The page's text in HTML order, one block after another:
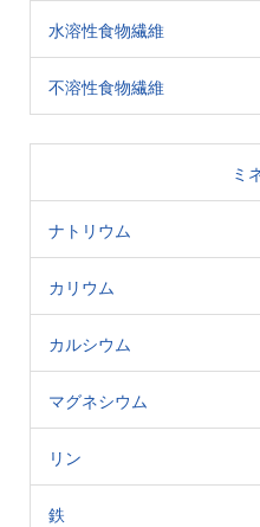
水溶性食物繊維
不溶性食物繊維
ミ
ナトリウム
カリウム
カルシウム
マグネシウム
リン
鉄